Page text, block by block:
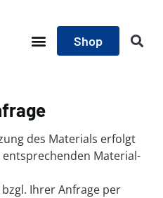
Shop
des Materials erfolgt
Material-
Ihrer Anfrage per